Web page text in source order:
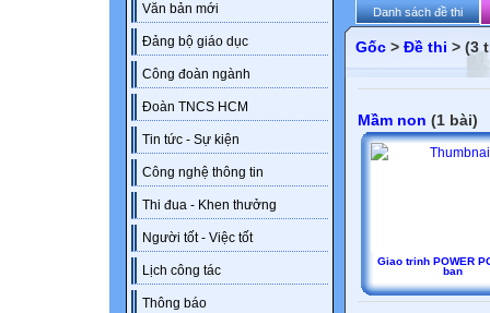
Văn bản mới
Đảng bộ giáo dục
Công đoàn ngành
Đoàn TNCS HCM
Tin tức - Sự kiện
Công nghệ thông tin
Thi đua - Khen thưởng
Người tốt - Việc tốt
Lịch công tác
Thông báo
Danh sách đề thi
Gốc > Đề thi > (3
Mầm non (1 bài)
Giao trinh POWER
ban